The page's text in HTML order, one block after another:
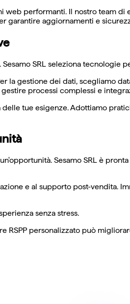
performanti. Il nostro team
garantire aggiornamenti e
SRL seleziona tecnologie
la gestione dei dati, scegliamo
processi complessi e
tue esigenze. Adottiamo
Sesamo SRL è
e al supporto post-vendita.
senza stress.
personalizzato può